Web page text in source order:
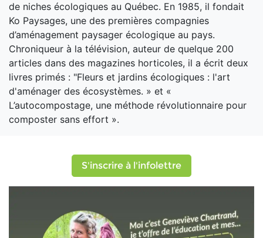
de niches écologiques au Québec. En 1985, il fondait
Ko Paysages, une des premières compagnies
d’aménagement paysager écologique au pays.
Chroniqueur à la télévision, auteur de quelque 200
articles dans des magazines horticoles, il a écrit deux
livres primés : "Fleurs et jardins écologiques : l'art
d'aménager des écosystèmes. » et «
L’autocompostage, une méthode révolutionnaire pour
composter sans effort ».
S'inscrire à l'infolettre